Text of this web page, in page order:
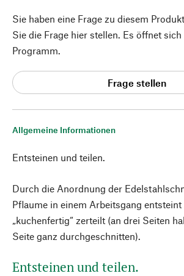
Allgemeine Informationen
Entsteinen und teilen.
Durch die Anordnung der
Pflaume in einem Arbeitsgang
„kuchenfertig“ zerteilt (an drei Seiten
Seite ganz durchgeschnitten).
Entsteinen und teilen.
Sie haben eine Frage zu diesem
Sie die Frage hier stellen. Es öffnet
Programm.
Frage stellen